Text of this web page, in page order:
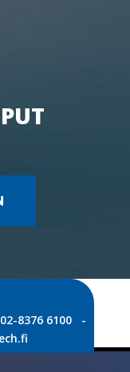
8376 6100 -